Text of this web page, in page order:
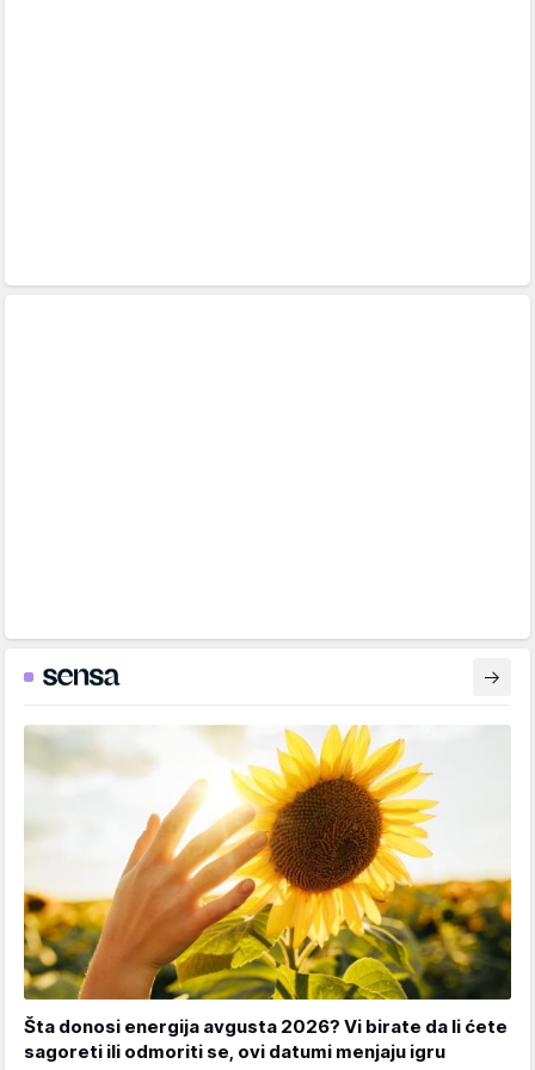
Šta donosi energija avgusta 2026? Vi birate da li ćete
sagoreti ili odmoriti se, ovi datumi menjaju igru